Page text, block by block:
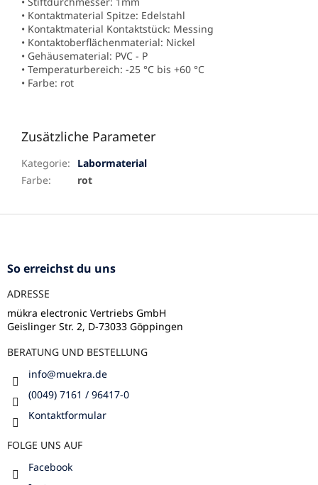
• Kontaktmaterial Spitze: Edelstahl
• Kontaktmaterial Kontaktstück: Messing
• Kontaktoberflächenmaterial: Nickel
• Gehäusematerial: PVC - P
• Temperaturbereich: -25 °C bis +60 °C
• Farbe: rot
Zusätzliche Parameter
Kategorie:
Labormaterial
Farbe: rot
F
So erreichst du uns
ADRESSE
mükra electronic Vertriebs GmbH
Geislinger Str. 2, D-73033 Göppingen
BERATUNG UND BESTELLUNG
info@muekra.de
(0049) 7161 / 96417-0
Kontaktformular
FOLGE UNS AUF
Facebook